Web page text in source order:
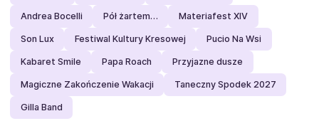
Andrea Bocelli Pół żartem… Materiafest XIV
Son Lux Festiwal Kultury Kresowej Pucio Na Wsi
Kabaret Smile Papa Roach Przyjazne dusze
Magiczne Zakończenie Wakacji Taneczny Spodek 2027
Gilla Band